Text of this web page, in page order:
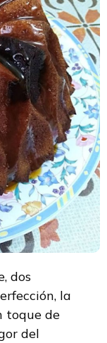
dos
la
toque de
del